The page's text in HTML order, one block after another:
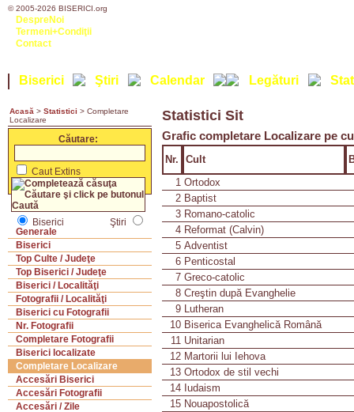
© 2005-2026 BISERICI.org
DespreNoi
Termeni+Condiţii
Contact
Biserici Ştiri Calendar Legături
Acasă > Statistici > Completare
Localizare
Căutare:
Caut Extins
Biserici
Ştiri
Generale
Biserici
Top Culte / Judeţe
Top Biserici / Judeţe
Biserici / Localităţi
Fotografii / Localităţi
Biserici cu Fotografii
Nr. Fotografii
Completare Fotografii
Biserici localizate
Completare Localizare
Accesări Biserici
Accesări Fotografii
Accesări / Zile
Statistici Sit
Grafic completare Localizare pe
Nr. Cult
1 Ortodox
2 Baptist
3 Romano-catolic
4 Reformat (Calvin)
5 Adventist
6 Penticostal
7 Greco-catolic
8 Creştin după Evanghelie
9 Lutheran
10 Biserica Evanghelică Română
11 Unitarian
12 Martorii lui Iehova
13 Ortodox de stil vechi
14 Iudaism
15 Nouapostolică